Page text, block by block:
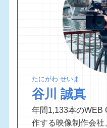
たにがわ せいま
谷川 誠真
年間1,133本のWEB
作する映像制作会